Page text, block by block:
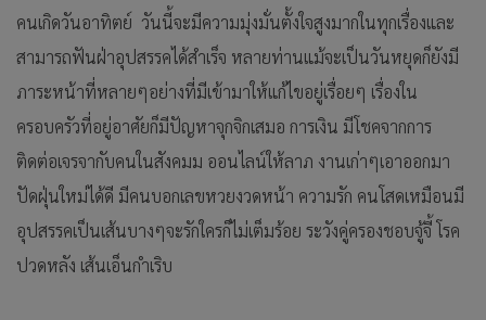
คนเกิดวันอาทิตย์ วันนี้จะมีความมุ่งมั่นตั้งใจสูงมากในทุกเรื่องและ
สามารถฟันฝ่าอุปสรรคได้สำเร็จ หลายท่านแม้จะเป็นวันหยุดก็ยังมี
ภาระหน้าที่หลายๆอย่างที่มีเข้ามาให้แก้ไขอยู่เรื่อยๆ เรื่องใน
ครอบครัวที่อยู่อาศัยก็มีปัญหาจุกจิกเสมอ การเงิน มีโชคจากการ
ติดต่อเจรจากับคนในสังคมม ออนไลน์ให้ลาภ งานเก่าๆเอาออกมา
ปัดฝุ่นใหม่ได้ดี มีคนบอกเลขหวยงวดหน้า ความรัก คนโสดเหมือนมี
อุปสรรคเป็นเส้นบางๆจะรักใครก็ไม่เต็มร้อย ระวังคู่ครองชอบจู้จี้ โรค
ปวดหลัง เส้นเอ็นกำเริบ